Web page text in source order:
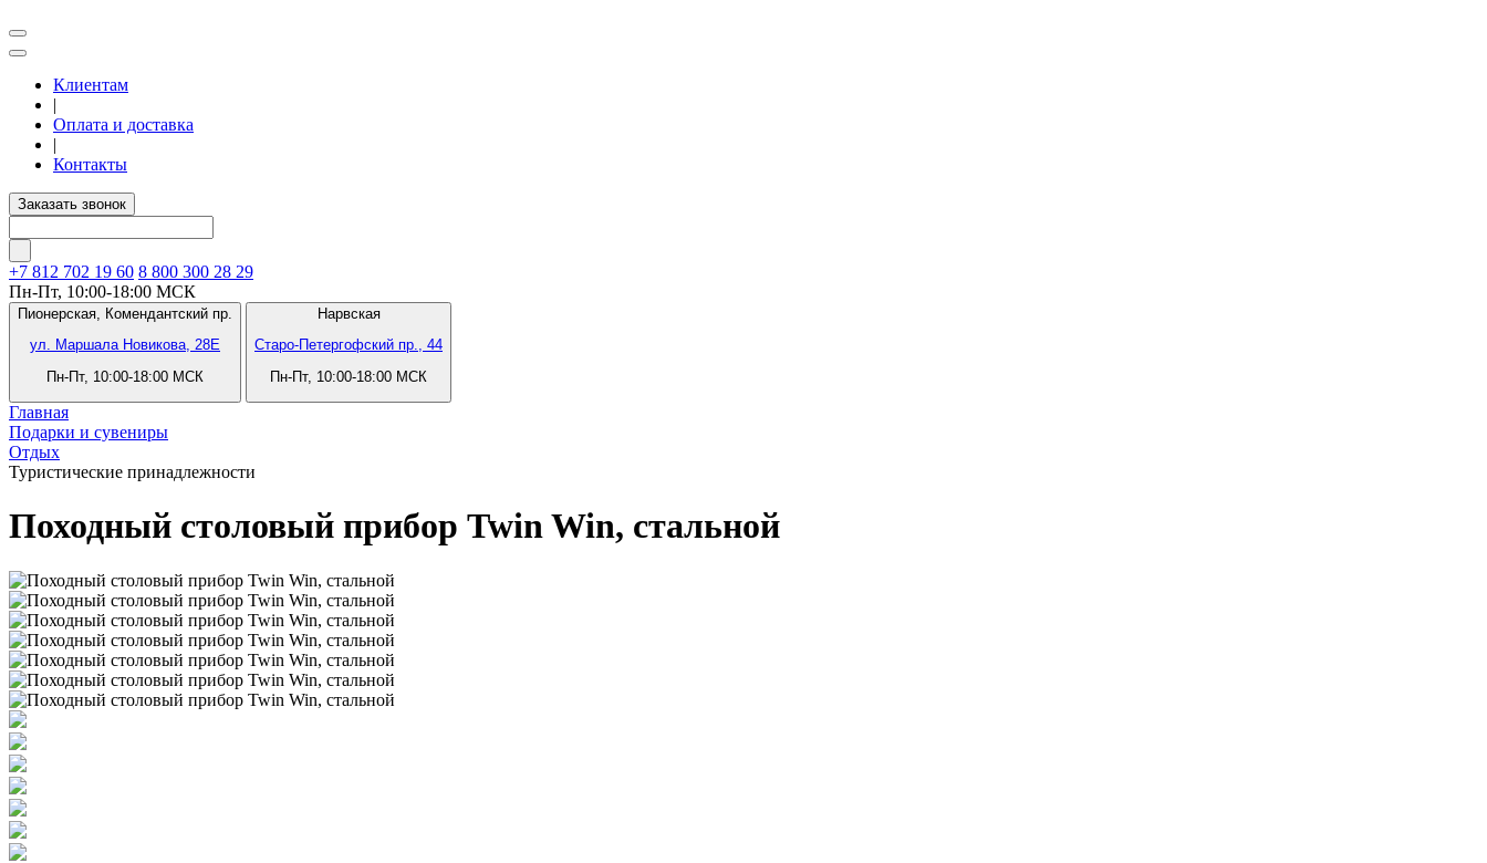
Клиентам
|
Оплата и доставка
|
Контакты
Заказать звонок
+7 812 702 19 60 8 800 300 28 29
Пн-Пт, 10:00-18:00 МСК
Пионерская, Комендантский пр.
ул. Маршала Новикова, 28Е
Пн-Пт, 10:00-18:00 МСК
Нарвская
Старо-Петергофский пр., 44
Пн-Пт, 10:00-18:00 МСК
Главная
Подарки и сувениры
Отдых
Туристические принадлежности
Походный столовый прибор Twin Win, стальной